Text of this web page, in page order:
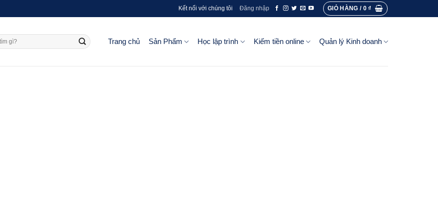
Kết nối với chúng tôi Đăng nhập GIỎ HÀNG / 0₫
Trang chủ Sản Phẩm Học lập trình Kiếm tiền online Quản lý Kinh doanh